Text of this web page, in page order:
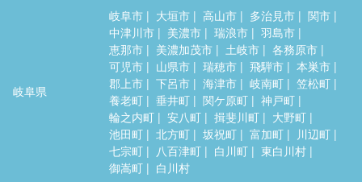
岐阜県
岐阜市 大垣市 高山市 多治見市
関市
中津川市
美濃市 瑞浪市
羽島市
恵那市
美濃加茂市 土岐市
各務原市
可児市
山県市 瑞穂市 飛騨市
本巣市
郡上市
下呂市 海津市 岐南町
笠松町
養老町
垂井町 関ケ原町
神戸町
輪之内町
安八町 揖斐川町
大野町
池田町
北方町 坂祝町 富加町
川辺町
七宗町
八百津町 白川町
東白川村
御嵩町
白川村